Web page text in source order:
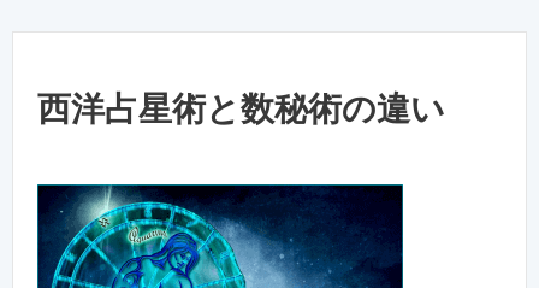
西洋占星術と数秘術の違い